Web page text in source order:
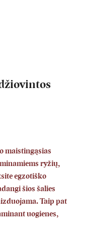
maistingąsias
ryžių,
egzotiško
šios šalies
Taip pat
uogienes,